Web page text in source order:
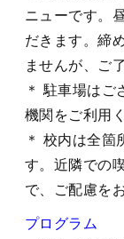
ニューです。
だきます。締
ませんが、ご
＊ 駐車場はご
機関をご利用
＊ 校内は全箇
す。近隣での
で、ご配慮を
プログラム